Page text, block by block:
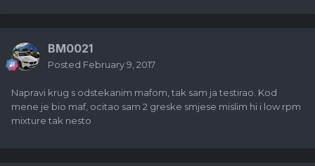
BM0021
Posted February 9, 2017
Napravi krug s odstekanim mafom, tak sam ja testirao. Kod
mene je bio maf, ocitao sam 2 greske smjese mislim hi i low rpm
mixture tak nesto